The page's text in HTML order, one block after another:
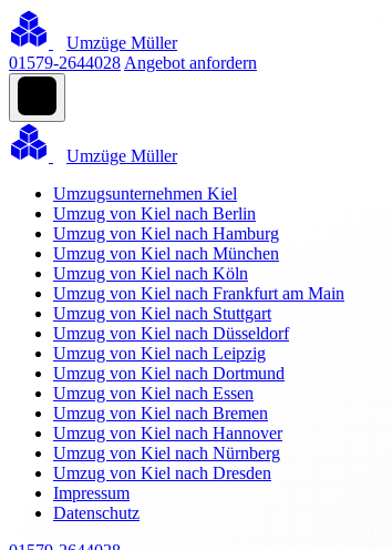
Umzüge Müller
01579-2644028 Angebot anfordern
Umzüge Müller
Umzugsunternehmen Kiel
Umzug von Kiel nach Berlin
Umzug von Kiel nach Hamburg
Umzug von Kiel nach München
Umzug von Kiel nach Köln
Umzug von Kiel nach Frankfurt am Main
Umzug von Kiel nach Stuttgart
Umzug von Kiel nach Düsseldorf
Umzug von Kiel nach Leipzig
Umzug von Kiel nach Dortmund
Umzug von Kiel nach Essen
Umzug von Kiel nach Bremen
Umzug von Kiel nach Hannover
Umzug von Kiel nach Nürnberg
Umzug von Kiel nach Dresden
Impressum
Datenschutz